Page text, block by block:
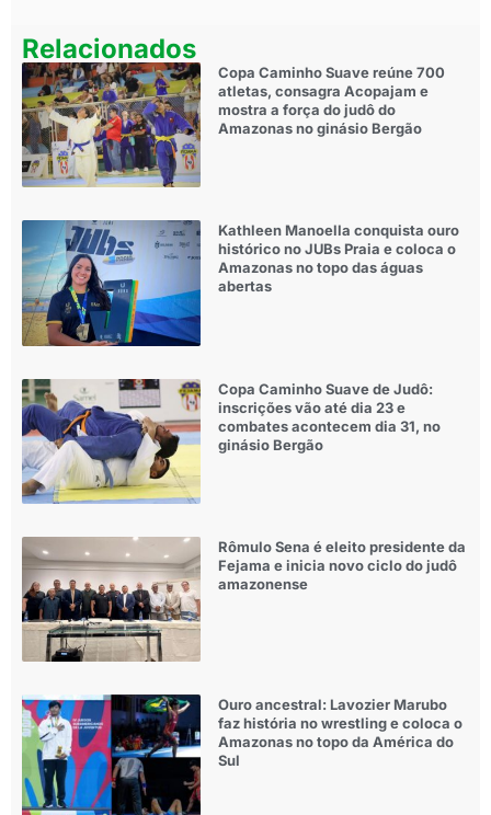
Relacionados
Copa Caminho Suave reúne 700
atletas, consagra Acopajam e
mostra a força do judô do
Amazonas no ginásio Bergão
Kathleen Manoella conquista ouro
histórico no JUBs Praia e coloca o
Amazonas no topo das águas
abertas
Copa Caminho Suave de Judô:
inscrições vão até dia 23 e
combates acontecem dia 31, no
ginásio Bergão
Rômulo Sena é eleito presidente da
Fejama e inicia novo ciclo do judô
amazonense
Ouro ancestral: Lavozier Marubo
faz história no wrestling e coloca o
Amazonas no topo da América do
Sul